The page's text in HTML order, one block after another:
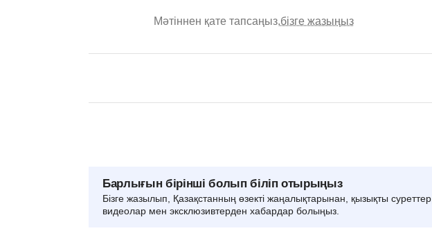
Мәтіннен қате тапсаңыз,бізге жазыңыз
Барлығын бірінші болып біліп отырыңыз
Бізге жазылып, Қазақстанның өзекті жаңалықтарынан, қызықты суреттер,
видеолар мен эксклюзивтерден хабардар болыңыз.